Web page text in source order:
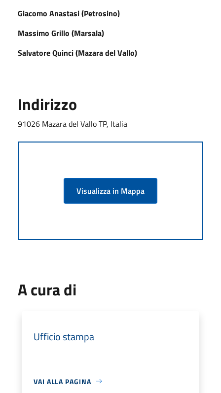
Giacomo Anastasi (Petrosino)
Massimo Grillo (Marsala)
Salvatore Quinci (Mazara del Vallo)
Indirizzo
91026 Mazara del Vallo TP, Italia
Visualizza in Mappa
A cura di
Ufficio stampa
VAI ALLA PAGINA